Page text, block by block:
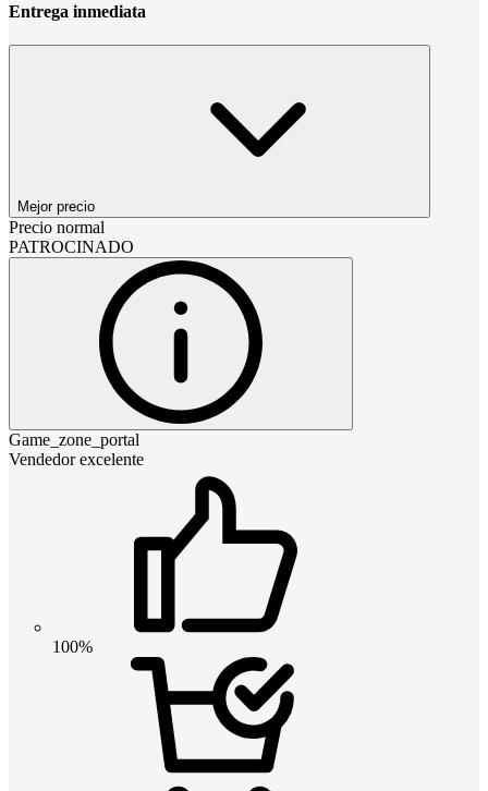
Entrega inmediata
Mejor precio
Precio normal
PATROCINADO
Game_zone_portal
Vendedor excelente
100%